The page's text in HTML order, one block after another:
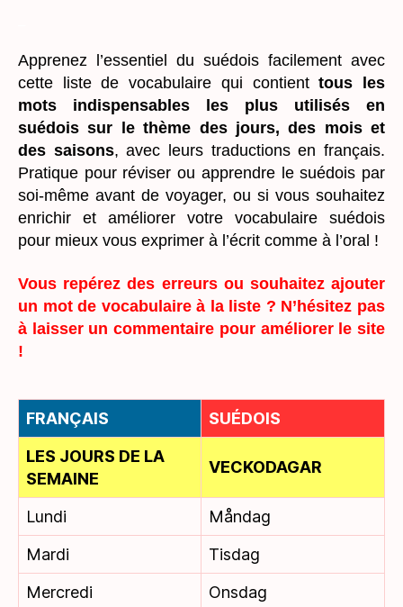
Apprenez l’essentiel du suédois facilement avec
cette liste de vocabulaire qui contienttous les
mots indispensables les plus utilisés en
suédois sur le thème des jours, des mois et
des saisons, avec leurs traductions en français.
Pratique pour réviser ou apprendre le suédois par
soi-même avant de voyager, ou si vous souhaitez
enrichir et améliorer votre vocabulaire suédois
pour mieux vous exprimer à l’écrit comme à l’oral !
Vous repérez des erreurs ou souhaitez ajouter
un mot de vocabulaire à la liste ? N’hésitez pas
à laisser un commentaire pour améliorer le site
!
FRANÇAIS
SUÉDOIS
LES JOURS DE LA
SEMAINE
VECKODAGAR
Lundi
Måndag
Mardi
Tisdag
Mercredi
Onsdag